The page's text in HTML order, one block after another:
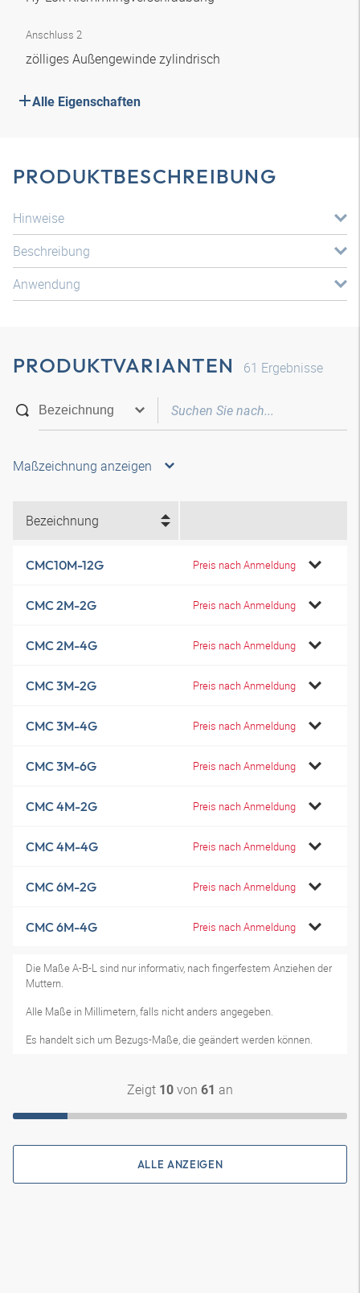
Anschluss 2
zölliges Außengewinde zylindrisch
Alle Eigenschaften
PRODUKTBESCHREIBUNG
Hinweise
Beschreibung
Anwendung
PRODUKTVARIANTEN 61 Ergebnisse
Maßzeichnung anzeigen
Bezeichnung
CMC10M-12G Preis nach Anmeldung
CMC 2M-2G Preis nach Anmeldung
CMC 2M-4G Preis nach Anmeldung
CMC 3M-2G Preis nach Anmeldung
CMC 3M-4G Preis nach Anmeldung
CMC 3M-6G Preis nach Anmeldung
CMC 4M-2G Preis nach Anmeldung
CMC 4M-4G Preis nach Anmeldung
CMC 6M-2G Preis nach Anmeldung
CMC 6M-4G Preis nach Anmeldung
Die Maße A-B-L sind nur informativ, nach fingerfestem Anziehen der
Muttern.
Alle Maße in Millimetern, falls nicht anders angegeben.
Es handelt sich um Bezugs-Maße, die geändert werden können.
Zeigt 10 von 61 an
ALLE ANZEIGEN